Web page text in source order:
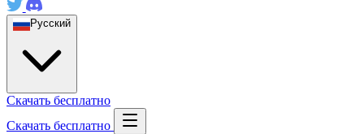
Русский
Скачать бесплатно
Скачать бесплатно